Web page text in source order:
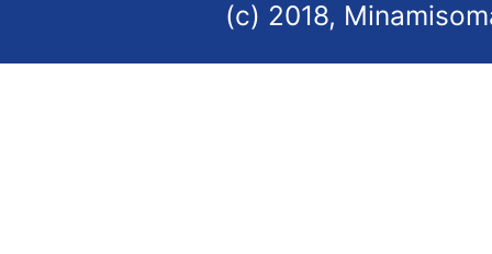
(c) 2018,